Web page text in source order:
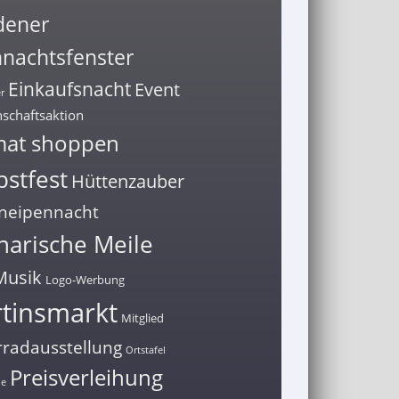
Einkaufsnacht Event
shoppen
Hüttenzauber
Meile
Logo-Werbung
Mitglied
Ortstafel
Preisverleihung